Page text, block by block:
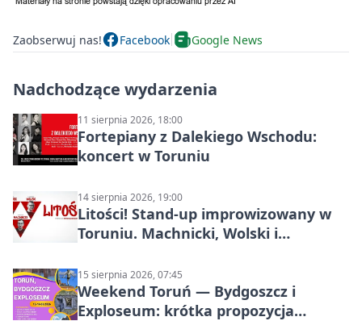
Zaobserwuj nas! Facebook Google News
Nadchodzące wydarzenia
11 sierpnia 2026, 18:00
Fortepiany z Dalekiego Wschodu:
koncert w Toruniu
14 sierpnia 2026, 19:00
Litości! Stand-up improwizowany w
Toruniu. Machnicki, Wolski i
15 sierpnia 2026, 07:45
Weekend Toruń — Bydgoszcz i
Exploseum: krótka propozycja